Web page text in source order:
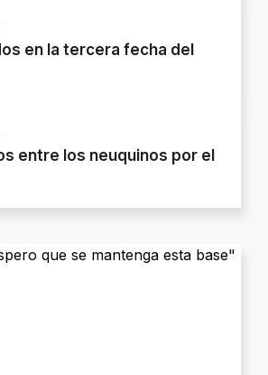
en la tercera fecha del
entre los neuquinos por el